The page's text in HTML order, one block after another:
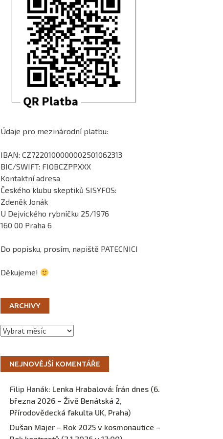
Údaje pro mezinárodní platbu:
IBAN: CZ7220100000002501062313
BIC/SWIFT: FIOBCZPPXXX
Kontaktní adresa
Českého klubu skeptiků SISYFOS:
Zdeněk Jonák
U Dejvického rybníčku 25/1976
160 00 Praha 6
Do popisku, prosím, napiště PATECNICI
Děkujeme!
ARCHIVY
Archivy
NEJNOVĚJŠÍ KOMENTÁŘE
Filip Hanák: Lenka Hrabalová: Írán dnes (6.
března 2026 – Živě Benátská 2,
Přírodovědecká fakulta UK, Praha)
Dušan Majer – Rok 2025 v kosmonautice –